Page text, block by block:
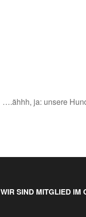
….ähhh, ja: unsere
WIR SIND MITGLIED IM